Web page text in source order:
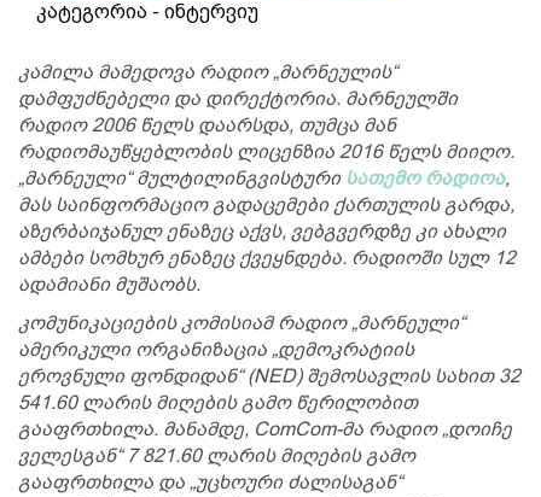
კატეგორია - ინტერვიუ
კამილა მამედოვა რადიო „მარნეულის“
დამფუძნებელი და დირექტორია. მარნეულში
რადიო 2006 წელს დაარსდა, თუმცა მან
რადიომაუწყებლობის ლიცენზია 2016 წელს მიიღო.
„მარნეული“ მულტილინგვისტური სათემო რადიოა,
მას საინფორმაციო გადაცემები ქართულის გარდა,
აზერბაიჯანულ ენაზეც აქვს, ვებგვერდზე კი ახალი
ამბები სომხურ ენაზეც ქვეყნდება. რადიოში სულ 12
ადამიანი მუშაობს.
კომუნიკაციების კომისიამ რადიო „მარნეული“
ამერიკული ორგანიზაცია „დემოკრატიის
ეროვნული ფონდიდან“ (NED) შემოსავლის სახით 32
541.60 ლარის მიღების გამო წერილობით
გააფრთხილა. მანამდე, ComCom-მა რადიო „დოიჩე
ველესგან“ 7 821.60 ლარის მიღების გამო
გააფრთხილა და „უცხოური ძალისაგან“